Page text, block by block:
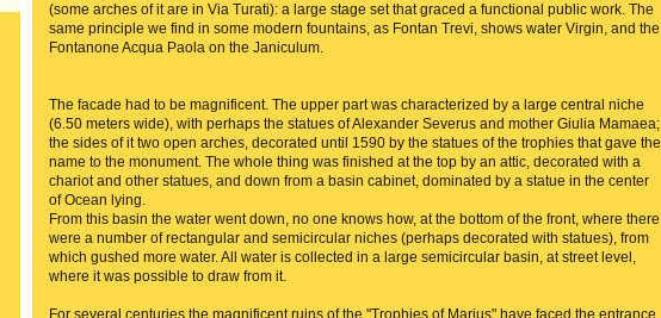
(some arches of it are in Via Turati): a large stage set that graced a functional public work. The
same principle we find in some modern fountains, as Fontan Trevi, shows water Virgin, and the
Fontanone Acqua Paola on the Janiculum.
The facade had to be magnificent. The upper part was characterized by a large central niche
(6.50 meters wide), with perhaps the statues of Alexander Severus and mother Giulia Mamaea;
the sides of it two open arches, decorated until 1590 by the statues of the trophies that gave the
name to the monument. The whole thing was finished at the top by an attic, decorated with a
chariot and other statues, and down from a basin cabinet, dominated by a statue in the center
of Ocean lying.
From this basin the water went down, no one knows how, at the bottom of the front, where there
were a number of rectangular and semicircular niches (perhaps decorated with statues), from
which gushed more water. All water is collected in a large semicircular basin, at street level,
where it was possible to draw from it.
For several centuries the magnificent ruins of the "Trophies of Marius" have faced the entrance